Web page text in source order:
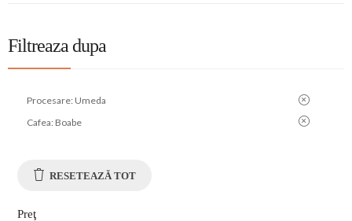
Filtreaza dupa
Procesare: Umeda
Cafea: Boabe
RESETEAZĂ TOT
Preţ